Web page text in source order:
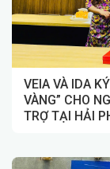
VEIA VÀ IDA
VÀNG” CHO
TRỢ TẠI HẢI